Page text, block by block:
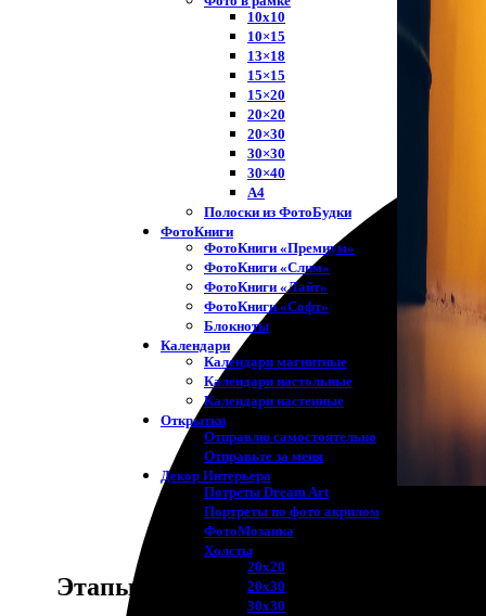
10х10
10×15
13×18
15×15
15×20
20×20
20×30
30×30
30×40
A4
Полоски из ФотоБудки
ФотоКниги
ФотоКниги «Премиум»
ФотоКниги «Слим»
ФотоКниги «Лайт»
ФотоКниги «Софт»
Блокноты
Календари
Календари магнитные
Календари настольные
Календари настенные
Открытки
Отправлю самостоятельно
Отправьте за меня
Декор Интерьера
Потреты Dream Art
Портреты по фото акрилом
ФотоМозаика
Холсты
20х20
20х30
30х30
Этапы работы